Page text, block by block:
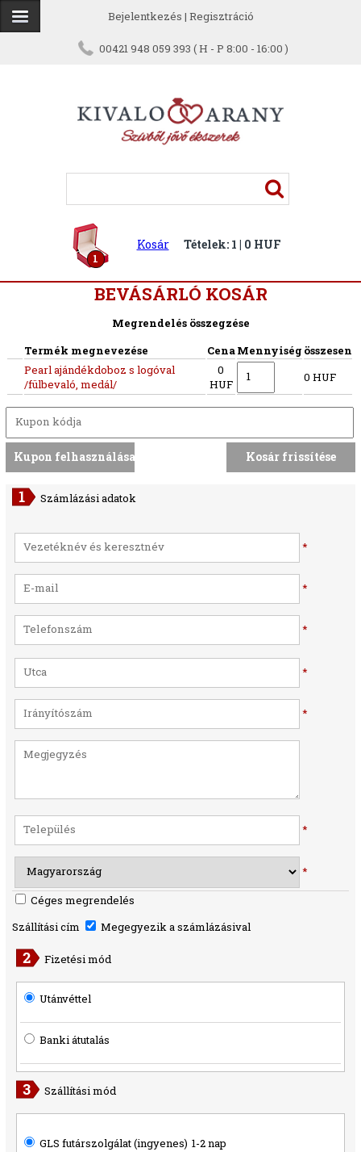
Bejelentkezés | Regisztráció
00421 948 059 393 ( H - P 8:00 - 16:00 )
1
Kosár Tételek: 1 | 0 HUF
BEVÁSÁRLÓ KOSÁR
Megrendelés összegzése
Termék megnevezése
CenaMennyiség összesen
Pearl ajándékdoboz s logóval
/fülbevaló, medál/
0
HUF
0 HUF
Számlázási adatok
*
*
*
*
*
*
*
Céges megrendelés
Szállítási cím
Megegyezik a számlázásival
Fizetési mód
Utánvéttel
Banki átutalás
Szállítási mód
GLS futárszolgálat (ingyenes) 1-2 nap